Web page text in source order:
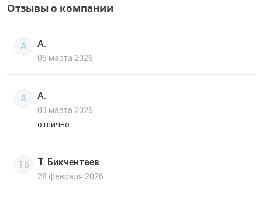
Отзывы о компании
А А.
05 марта 2026
А А.
03 марта 2026
отлично
ТБ Т. Бикчентаев
28 февраля 2026